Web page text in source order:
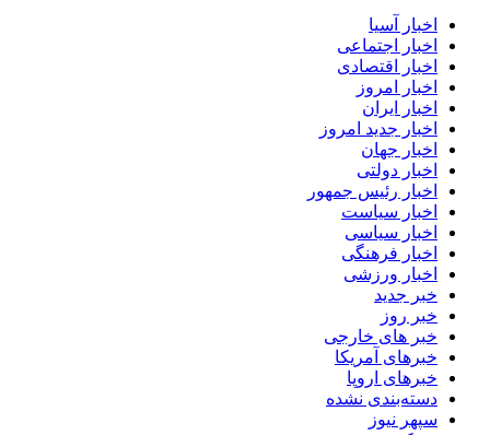
اخبار آسیا
اخبار اجتماعی
اخبار اقتصادی
اخبار امروز
اخبار ایران
اخبار جدید امروز
اخبار جهان
اخبار دولتی
اخبار رئیس جمهور
اخبار سیاست
اخبار سیاسی
اخبار فرهنگی
اخبار ورزشی
خبر جدید
خبر روز
خبر های خارجی
خبرهای آمریکا
خبرهای اروپا
دسته‌بندی نشده
سپهر نیوز